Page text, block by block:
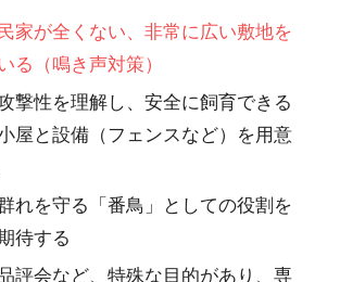
家が全くない、非常に広い敷地を
る（鳴き声対策）
撃性を理解し、安全に飼育できる
屋と設備（フェンスなど）を用意
れを守る「番鳥」としての役割を
待する
評会など、特殊な目的があり、専